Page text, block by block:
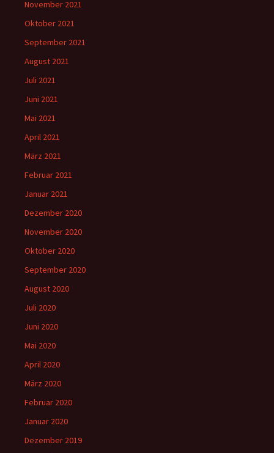
November 2021
Oktober 2021
September 2021
August 2021
Juli 2021
Juni 2021
Mai 2021
April 2021
März 2021
Februar 2021
Januar 2021
Dezember 2020
November 2020
Oktober 2020
September 2020
August 2020
Juli 2020
Juni 2020
Mai 2020
April 2020
März 2020
Februar 2020
Januar 2020
Dezember 2019